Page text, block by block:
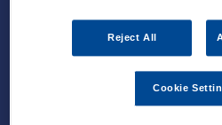
Reject All
Cookie